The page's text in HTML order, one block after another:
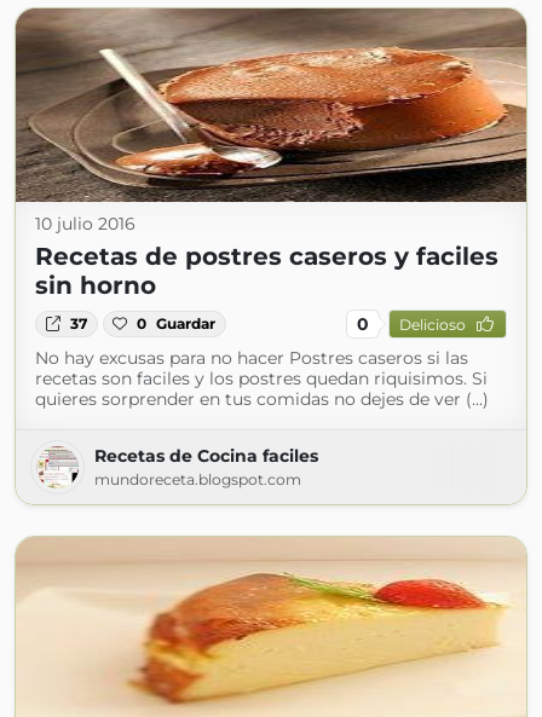
10 julio 2016
Recetas de postres caseros y faciles
sin horno
37 0 Guardar 0 Delicioso
No hay excusas para no hacer Postres caseros si las
recetas son faciles y los postres quedan riquisimos. Si
quieres sorprender en tus comidas no dejes de ver (...)
Recetas de Cocina faciles
mundoreceta.blogspot.com